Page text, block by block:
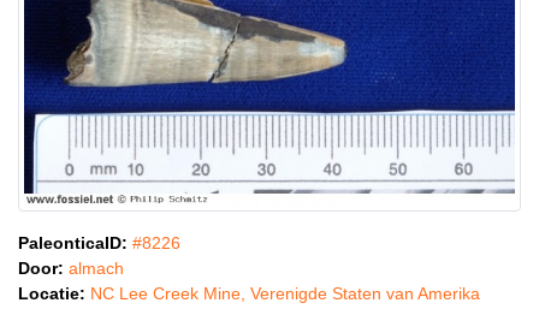
PaleonticaID: #8226
Door: almach
Locatie: NC Lee Creek Mine, Verenigde Staten van Amerika